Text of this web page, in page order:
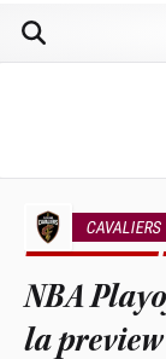
CAVALIERS
NBA
la